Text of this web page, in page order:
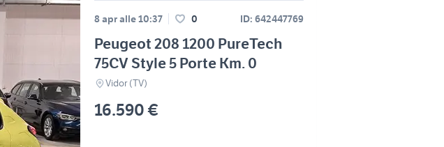
8 apr alle 10:37 0 ID: 642447769
Peugeot 208 1200 PureTech
75CV Style 5 Porte Km. 0
Vidor (TV)
16.590 €